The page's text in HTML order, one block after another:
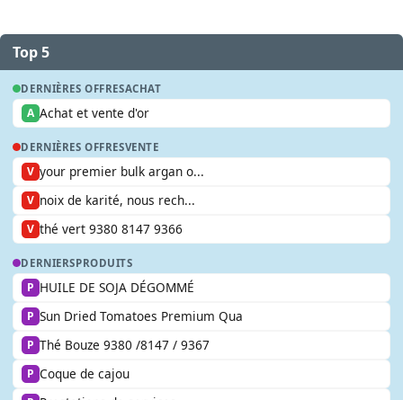
Top 5
DERNIÈRES OFFRESACHAT
A Achat et vente d'or
DERNIÈRES OFFRESVENTE
V your premier bulk argan o...
V noix de karité, nous rech...
V thé vert 9380 8147 9366
DERNIERSPRODUITS
P HUILE DE SOJA DÉGOMMÉ
P Sun Dried Tomatoes Premium Qua
P Thé Bouze 9380 /8147 / 9367
P Coque de cajou